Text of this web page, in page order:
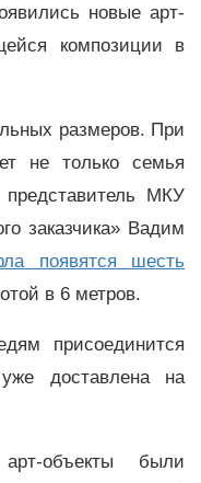
новые арт-
композиции в
размеров. При
не только семья
МКУ
заказчика» Вадим
появятся шесть
в 6 метров.
присоединится
доставлена на
объекты были